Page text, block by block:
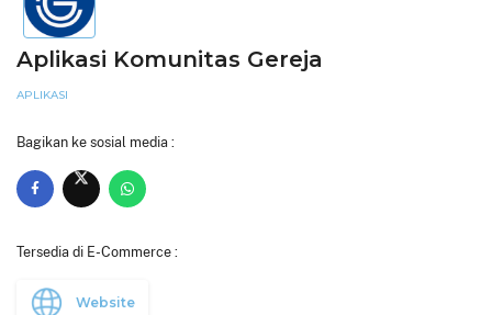
Aplikasi Komunitas Gereja
APLIKASI
Bagikan ke sosial media :
Tersedia di E-Commerce :
Website